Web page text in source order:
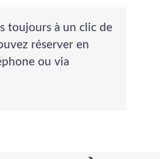
toujours à un clic de
réserver en
ou via